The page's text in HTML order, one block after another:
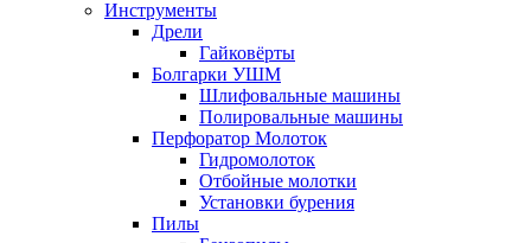
Инструменты
Дрели
Гайковёрты
Болгарки УШМ
Шлифовальные машины
Полировальные машины
Перфоратор Молоток
Гидромолоток
Отбойные молотки
Установки бурения
Пилы